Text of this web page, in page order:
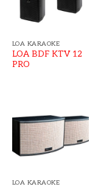
LOA KARAOKE
LOA BDF KTV 12
PRO
LOA KARAOKE